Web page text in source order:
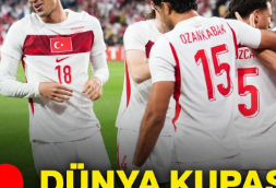
SAĞLIK
SPOR
11:11 MANŞET